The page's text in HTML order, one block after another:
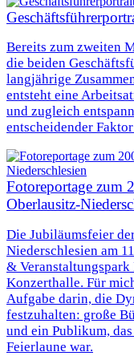
Bereits zum zweiten
die beiden
langjährige
entsteht eine
und zugleich
entscheidender
Fotoreportage zum
Oberlausitz-
Die Jubiläumsfeier
Niederschlesien am
& Veranstaltungspark
Konzerthalle. Für
Aufgabe darin, die
festzuhalten: große
und ein Publikum,
Feierlaune war.